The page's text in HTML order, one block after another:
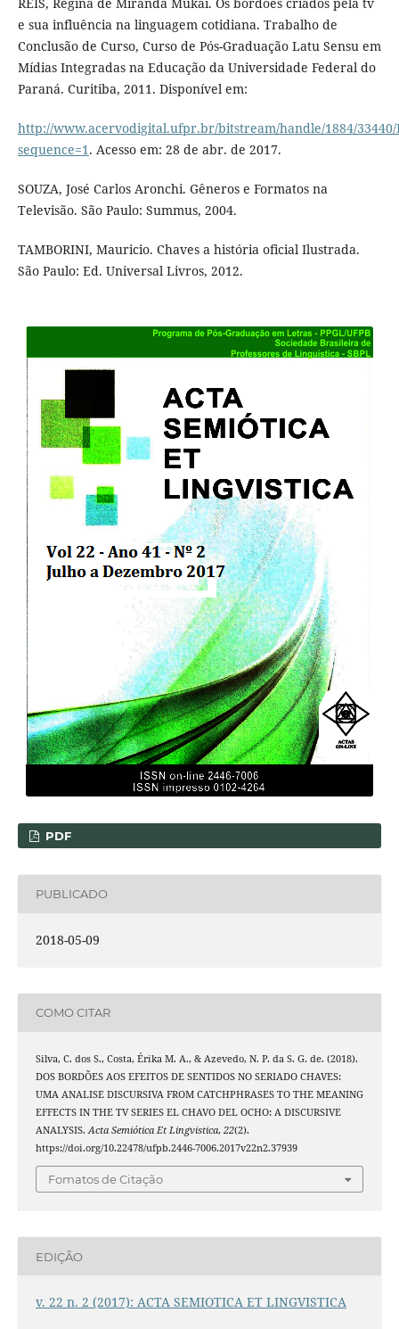
e sua influência na linguagem cotidiana. Trabalho de
Conclusão de Curso, Curso de Pós-Graduação Latu Sensu em
Mídias Integradas na Educação da Universidade Federal do
Paraná. Curitiba, 2011. Disponível em:
http://www.acervodigital.ufpr.br/bitstream/handle/1884/33440/
sequence=1 . Acesso em: 28 de abr. de 2017.
SOUZA, José Carlos Aronchi. Gêneros e Formatos na
Televisão. São Paulo: Summus, 2004.
TAMBORINI, Mauricio. Chaves a história oficial Ilustrada.
São Paulo: Ed. Universal Livros, 2012.
PDF
PUBLICADO
2018-05-09
COMO CITAR
Silva, C. dos S., Costa, Érika M. A., & Azevedo, N. P. da S. G. de. (2018).
DOS BORDÕES AOS EFEITOS DE SENTIDOS NO SERIADO CHAVES:
UMA ANALISE DISCURSIVA FROM CATCHPHRASES TO THE MEANING
EFFECTS IN THE TV SERIES EL CHAVO DEL OCHO: A DISCURSIVE
ANALYSIS. Acta Semiótica Et Lingvistica, 22(2).
https://doi.org/10.22478/ufpb.2446-7006.2017v22n2.37939
Fomatos de Citação
EDIÇÃO
v. 22 n. 2 (2017): ACTA SEMIOTICA ET LINGVISTICA